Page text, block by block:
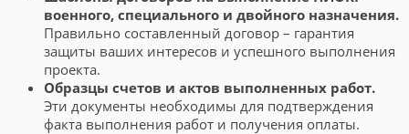
военного, специального и двойного назначения.
Правильно составленный договор – гарантия
защиты ваших интересов и успешного выполнения
проекта.
Образцы счетов и актов выполненных работ.
Эти документы необходимы для подтверждения
факта выполнения работ и получения оплаты.